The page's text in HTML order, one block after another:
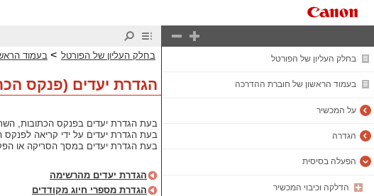
בחלק העליון של הפורטל
בעמוד הראשון של חוברת ההדרכה
על המכשיר
הגדרה
הפעלה בסיסית
הדלקה וכיבוי המכשיר
בחלק העליון של הפורטל > בעמוד
הגדרת יעדים (פנקס
בעת הגדרת יעדים בפנקס הכתובות,
בעת הגדרת יעדים על ידי קריאה
בעת הגדרת יעדים במסך הסריקה או
הגדרת יעדים מהרשימה
הגדרת מספרי חיוג מקודדים